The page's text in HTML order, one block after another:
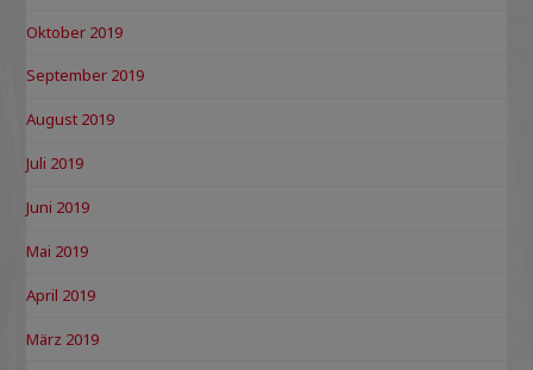
Oktober 2019
September 2019
August 2019
Juli 2019
Juni 2019
Mai 2019
April 2019
März 2019